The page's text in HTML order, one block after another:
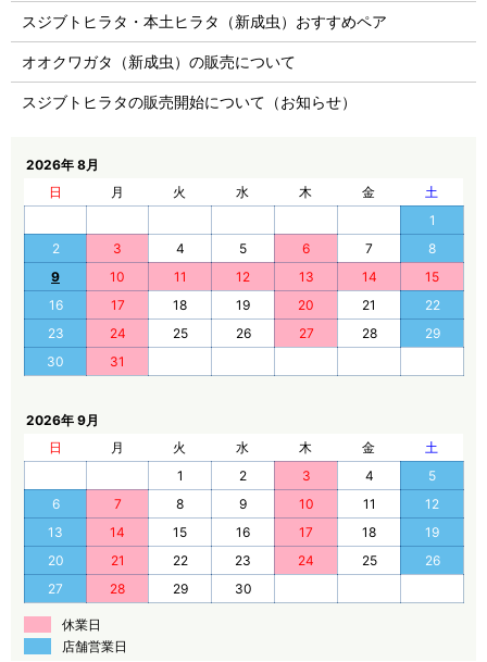
スジブトヒラタ・本土ヒラタ（新成虫）おすすめペア
オオクワガタ（新成虫）の販売について
スジブトヒラタの販売開始について（お知らせ）
2026年 8月
日
月 火 水 木 金
土
1
2
3 4 5 6 7
8
9
10 11 12 13 14
15
16
17 18 19 20 21
22
23
24 25 26 27 28
29
30
31
2026年 9月
日
月 火 水 木 金
土
1
2 3 4
5
6
7 8 9 10 11
12
13
14 15 16 17 18
19
20
21 22 23 24 25
26
27
28 29 30
休業日
店舗営業日